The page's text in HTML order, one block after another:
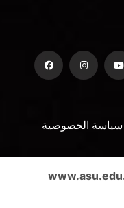
سياسة الخصوصية
الأسئلة الشائعة